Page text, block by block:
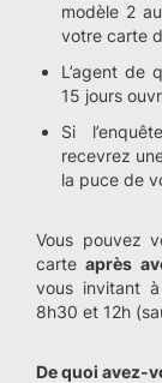
modèle 2
votre carte
L’agent de
15 jours
Si
recevrez
la puce de
Vous pouvez
carteaprès
vous invitant
8h30 et 12h
De quoi avez-